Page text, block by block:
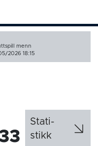
menn
2026 18:15
Stati­
stikk